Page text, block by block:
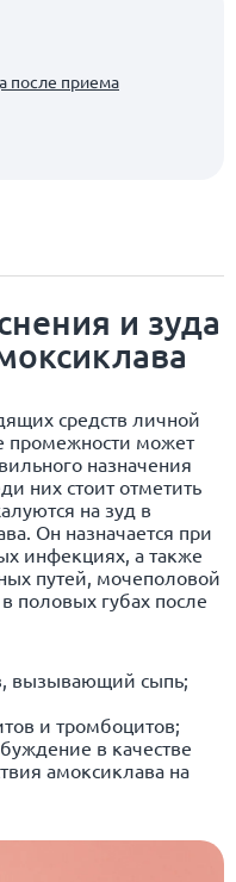
после приема
и зуда
средств личной
промежности может
назначения
них стоит отметить
на зуд в
Он назначается при
инфекциях, а также
путей, мочеполовой
половых губах после
вызывающий сыпь;
и тромбоцитов;
в качестве
амоксиклава на